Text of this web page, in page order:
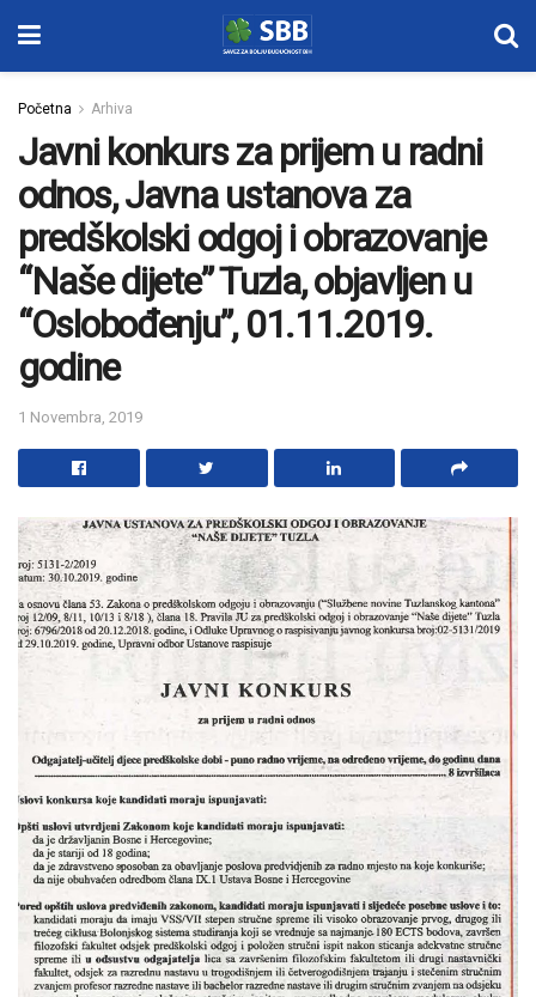
Početna Arhiva
Javni konkurs za prijem u radni
odnos, Javna ustanova za
predškolski odgoj i obrazovanje
“Naše dijete” Tuzla, objavljen u
“Oslobođenju”, 01.11.2019.
godine
1 Novembra, 2019